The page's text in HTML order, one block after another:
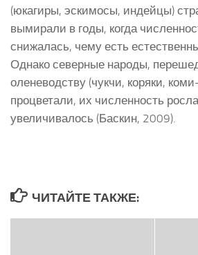
(юкагиры, эскимосы, индейцы)
вымирали в годы, когда
снижалась, чему есть
Однако северные народы,
оленеводству (чукчи, коряки,
процветали, их численность
увеличивалось (Баскин, 2009).
ЧИТАЙТЕ ТАКЖЕ: